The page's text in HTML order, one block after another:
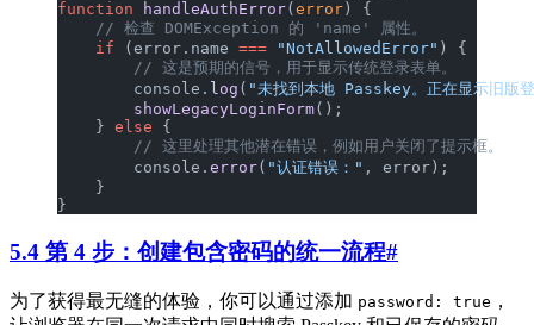
function handleAuthError( error ) {
    // 检查 DOMException 的 'name' 属性。
    if
(error.name === "NotAllowedError" ) {
        // 这是预期的信号，用于显示传统登录表单。
        console.
log ( "未找到本地 Passkey。正在显示旧版
        showLegacyLoginForm
();
    }
else {
        // 这里处理其他潜在错误，例如用户关闭了提示框。
        console.
error( "认证错误：" , error);
    }
}
5.4 第 4 步：创建包含密码的统一流程#
为了获得最无缝的体验，你可以通过添加 password: true ，